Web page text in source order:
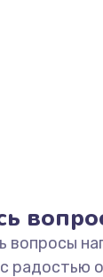
USB порта
1245 руб.
вопросы
радостью